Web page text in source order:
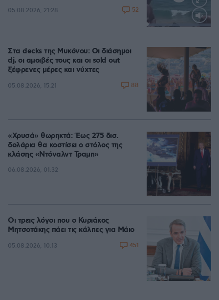
Loaded
05.08.2026, 21:28 52
Στα decks της Μυκόνου: Οι διάσημοι
dj, οι αμοιβές τους και οι sold out
ξέφρενες μέρες και νύχτες
05.08.2026, 15:21 88
«Χρυσά» θωρηκτά: Έως 275 δισ.
δολάρια θα κοστίσει ο στόλος της
κλάσης «Ντόναλντ Τραμπ»
06.08.2026, 01:32
Οι τρεις λόγοι που ο Κυριάκος
Μητσοτάκης πάει τις κάλπες για Μάιο
05.08.2026, 10:13 451